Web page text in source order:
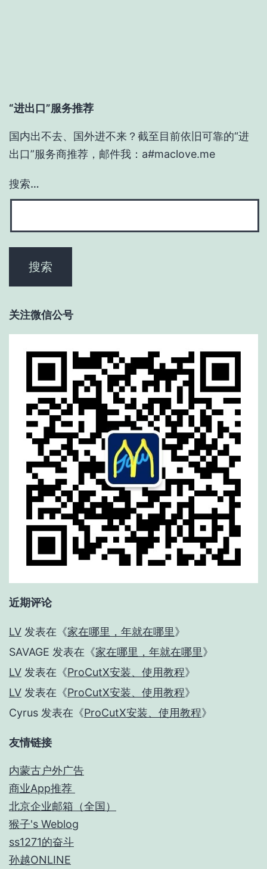
“进出口”服务推荐
国内出不去、国外进不来？截至目前依旧可靠的“进
出口”服务商推荐，邮件我：a#maclove.me
搜索…
关注微信公号
近期评论
LV 发表在《家在哪里，年就在哪里》
SAVAGE 发表在《家在哪里，年就在哪里》
LV 发表在《ProCutX安装、使用教程》
LV 发表在《ProCutX安装、使用教程》
Cyrus 发表在《ProCutX安装、使用教程》
友情链接
内蒙古户外广告
商业App推荐
北京企业邮箱（全国）
猴子's Weblog
ss1271的奋斗
孙越ONLINE